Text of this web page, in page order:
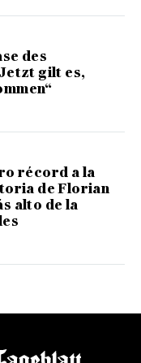
des
gilt es,
récord a la
de Florian
alto de la